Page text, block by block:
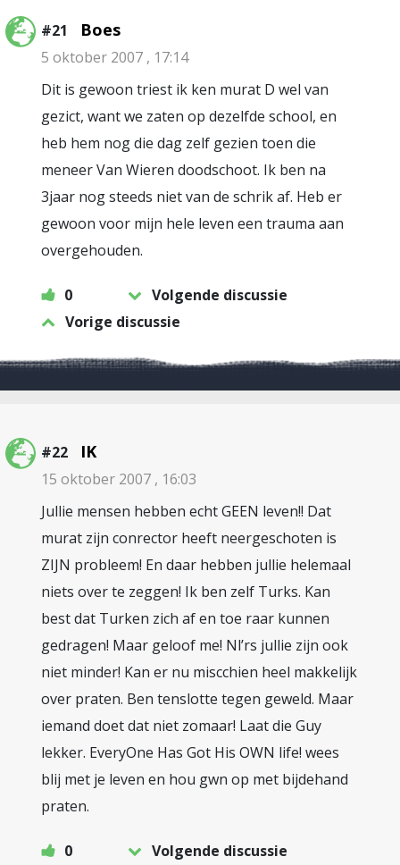
#21 Boes
5 oktober 2007 , 17:14
Dit is gewoon triest ik ken murat D wel van
gezict, want we zaten op dezelfde school, en
heb hem nog die dag zelf gezien toen die
meneer Van Wieren doodschoot. Ik ben na
3jaar nog steeds niet van de schrik af. Heb er
gewoon voor mijn hele leven een trauma aan
overgehouden.
0
Volgende discussie
Vorige discussie
#22 IK
15 oktober 2007 , 16:03
Jullie mensen hebben echt GEEN leven!! Dat
murat zijn conrector heeft neergeschoten is
ZIJN probleem! En daar hebben jullie helemaal
niets over te zeggen! Ik ben zelf Turks. Kan
best dat Turken zich af en toe raar kunnen
gedragen! Maar geloof me! Nl’rs jullie zijn ook
niet minder! Kan er nu miscchien heel makkelijk
over praten. Ben tenslotte tegen geweld. Maar
iemand doet dat niet zomaar! Laat die Guy
lekker. EveryOne Has Got His OWN life! wees
blij met je leven en hou gwn op met bijdehand
praten.
0
Volgende discussie